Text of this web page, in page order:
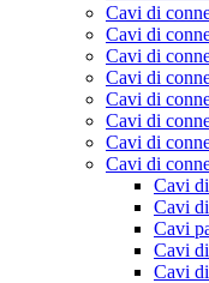
Cavi di
Cavi di
Cavi di
Cavi di
Cavi di
Cavi di
Cavi di
Cavi di
Cavi
Cavi
Cavi
Cavi
Cavi